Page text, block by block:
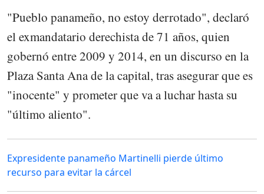
"Pueblo panameño, no estoy derrotado", declaró
el exmandatario derechista de 71 años, quien
gobernó entre 2009 y 2014, en un discurso en la
Plaza Santa Ana de la capital, tras asegurar que es
"inocente" y prometer que va a luchar hasta su
"último aliento".
Expresidente panameño Martinelli pierde último
recurso para evitar la cárcel